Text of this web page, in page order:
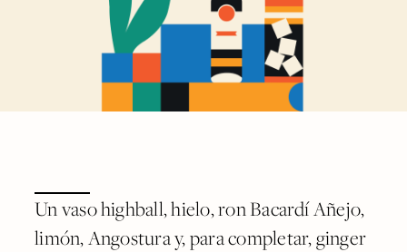
Un vaso highball, hielo, ron Bacardí Añejo,
limón, Angostura y, para completar, ginger